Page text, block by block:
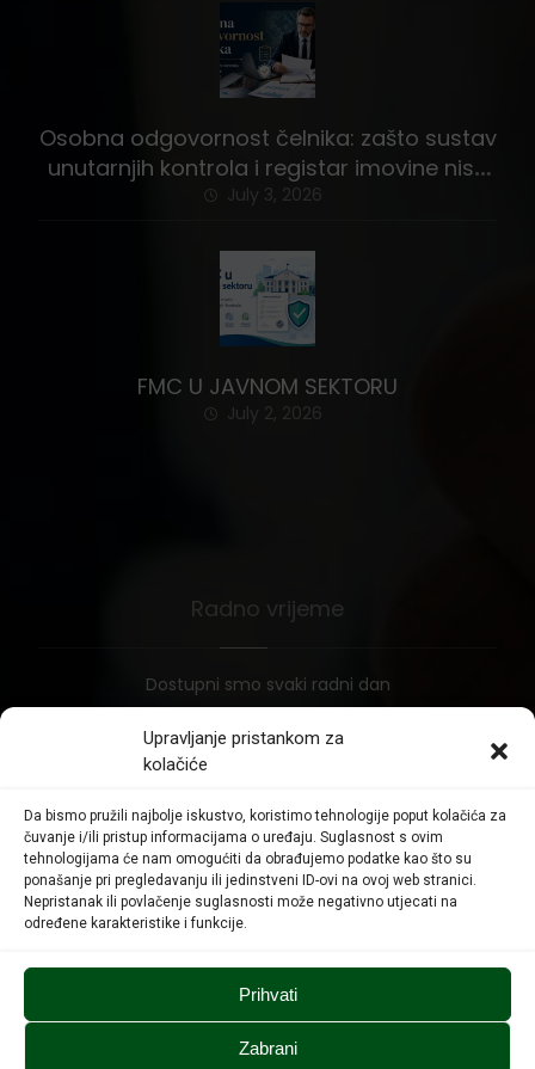
Upravljanje pristankom za
kolačiće
Da bismo pružili najbolje iskustvo, koristimo tehnologije poput kolačića za
čuvanje i/ili pristup informacijama o uređaju. Suglasnost s ovim
tehnologijama će nam omogućiti da obrađujemo podatke kao što su
ponašanje pri pregledavanju ili jedinstveni ID-ovi na ovoj web stranici.
Nepristanak ili povlačenje suglasnosti može negativno utjecati na
određene karakteristike i funkcije.
Prihvati
Zabrani
Osobna odgovornost čelnika: zašto sustav
unutarnjih kontrola i registar imovine nisu
stvar izbora
July 3, 2026
FMC U JAVNOM SEKTORU
July 2, 2026
Radno vrijeme
Dostupni smo svaki radni dan
Subota
Zatvoreno
Nedjelja
Zatvoreno